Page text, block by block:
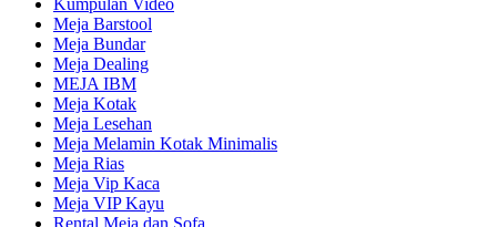
Kumpulan Video
Meja Barstool
Meja Bundar
Meja Dealing
MEJA IBM
Meja Kotak
Meja Lesehan
Meja Melamin Kotak Minimalis
Meja Rias
Meja Vip Kaca
Meja VIP Kayu
Rental Meja dan Sofa